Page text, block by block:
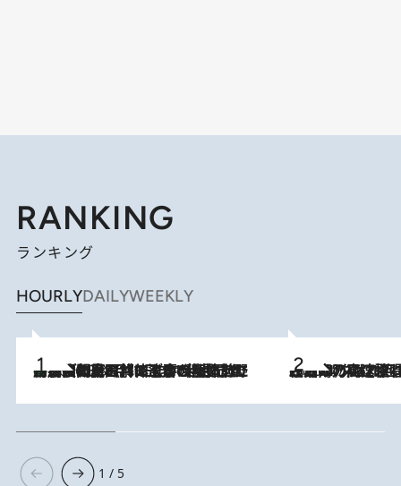
RANKING
ランキング
HOURLYDAILYWEEKLY
2026.8.8
「最後に見られてよかった」上野動物園の東園パンダ舎が解体前に特別公開。8月16日まで延長されたパネル展と共に辿る“半世紀”のパンダ飼育《解体工事の図面あり》 2026.8.7
「湘南乃風に憧れて」観客大盛上がりの“タオル回し”に、ラッパー顔負けの高速歌唱まで…さだまさし（74）のアグレッシブすぎる現在地
1 / 5